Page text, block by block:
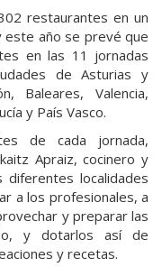
restaurantes en un
año se prevé que
en las 11 jornadas
de Asturias y
Baleares, Valencia,
y País Vasco.
de cada jornada,
Apraiz, cocinero y
localidades
a los profesionales, a
y preparar las
y dotarlos así de
y recetas.